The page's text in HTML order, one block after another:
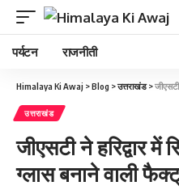
पर्यटन राजनीती
Himalaya Ki Awaj >Blog >उत्तराखंड>जीएसटी
उत्तराखंड
जीएसटी ने हरिद्वार
ग्लास बनाने वाली